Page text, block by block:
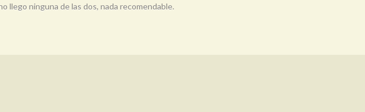
llego ninguna de las dos, nada recomendable.